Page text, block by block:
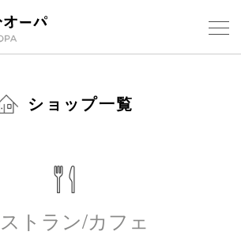
ショップ一覧
トラン/カフェ